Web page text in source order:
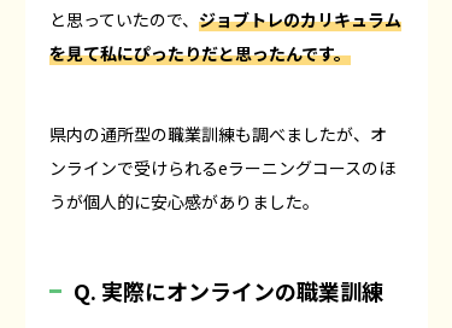
と思っていたので、 ジョブトレのカリキュラム
を見て私にぴったりだと思ったんです。
県内の通所型の職業訓練も調べましたが、オ
ンラインで受けられるeラーニングコースのほ
うが個人的に安心感がありました。
Q. 実際にオンラインの職業訓練